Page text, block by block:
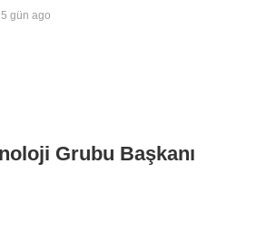
5 gün ago
Grubu Başkanı